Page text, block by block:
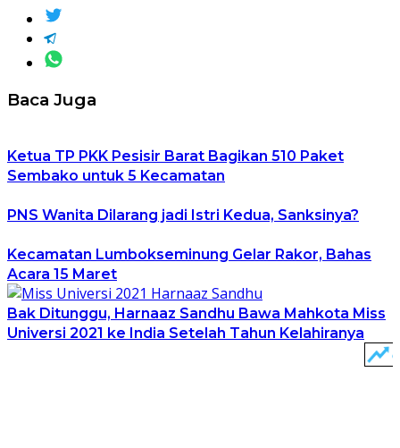
Baca Juga
Ketua TP PKK Pesisir Barat Bagikan 510 Paket
Sembako untuk 5 Kecamatan
PNS Wanita Dilarang jadi Istri Kedua, Sanksinya?
Kecamatan Lumbokseminung Gelar Rakor, Bahas
Acara 15 Maret
Bak Ditunggu, Harnaaz Sandhu Bawa Mahkota Miss
Universi 2021 ke India Setelah Tahun Kelahiranya